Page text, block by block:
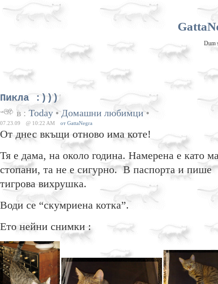
Dum
Пикла :)))
в : Today•Домашни любимци•
07.23.09 @ 10:22 AM от GattaNegra
От днес вкъщи отново има коте!
Тя е дама, на около година. Намерена е като
стопани, та не е сигурно. В паспорта и
тигрова вихрушка.
Води се “скумриена котка”.
Ето нейни снимки :